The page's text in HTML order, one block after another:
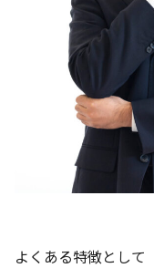
よくある特徴として